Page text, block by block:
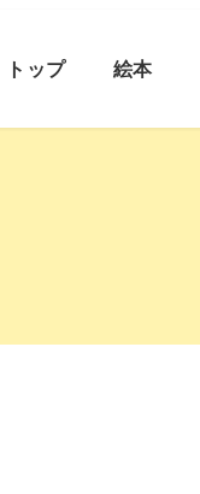
トップ 絵本